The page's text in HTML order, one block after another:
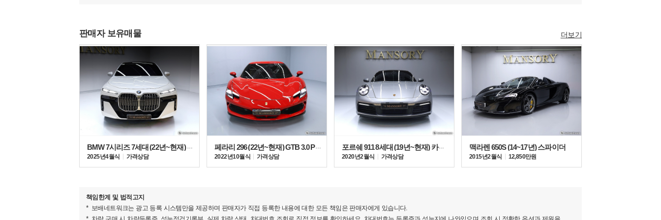
▶사고 이력 정보 보고서
판매자 보유매물 더보기
BMW 7시리즈 7세대 (22년~현재) 740d xDrive
2025년 4월식
가격상담
페라리 296 (22년~현재) GTB 3.0 PHEV
2022년 10월식
가격상담
포르쉐 911 8세대 (19년~현재) 카레라 4S
2020년 2월식
가격상담
맥라렌 650S (14~17년) 스파이더
2015년 2월식 12,850만원
책임한계 및 법적고지
보배네트워크는 광고 등록 시스템만을 제공하며 판매자가 직접 등록한 내용에 대한 모든 책임은 판매자에게 있습니다.